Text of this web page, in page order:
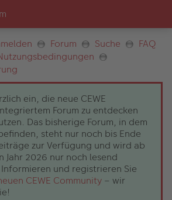
Forum Suche
FAQ
ein, die neue CEWE
Forum zu entdecken
Das bisherige Forum, in dem
steht nur noch bis Ende
zur Verfügung und wird ab
Jahr 2026 nur noch lesend
und registrieren Sie
CEWE Community – wir